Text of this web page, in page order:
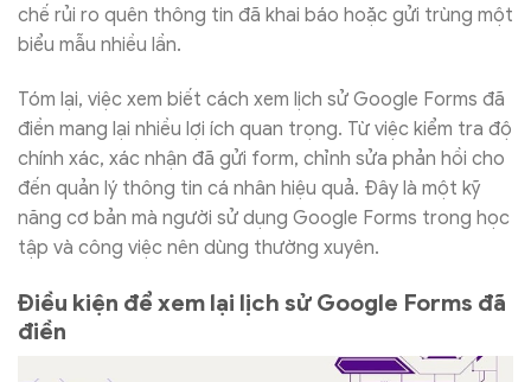
chế rủi ro quên thông tin đã khai báo hoặc gửi trùng một
biểu mẫu nhiều lần.
Tóm lại, việc xem biết cách xem lịch sử Google Forms đã
điền mang lại nhiều lợi ích quan trọng. Từ việc kiểm tra độ
chính xác, xác nhận đã gửi form, chỉnh sửa phản hồi cho
đến quản lý thông tin cá nhân hiệu quả. Đây là một kỹ
năng cơ bản mà người sử dụng Google Forms trong học
tập và công việc nên dùng thường xuyên.
Điều kiện để xem lại lịch sử Google Forms đã
điền